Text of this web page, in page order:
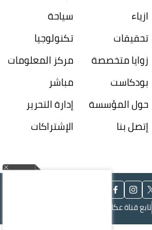
ازياء
سياحة
تحقيقات
تكنولوجيا
زوايا متخصصة
مركز المعلومات
بودكاست
مباشر
حول المؤسسة
إدارة التحرير
إتصل بنا
الإشتراكات
تابع قناة عكاظ على الواتساب